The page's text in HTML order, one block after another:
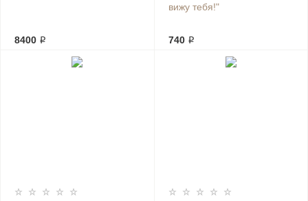
8400 ₽
вижу тебя!"
740 ₽